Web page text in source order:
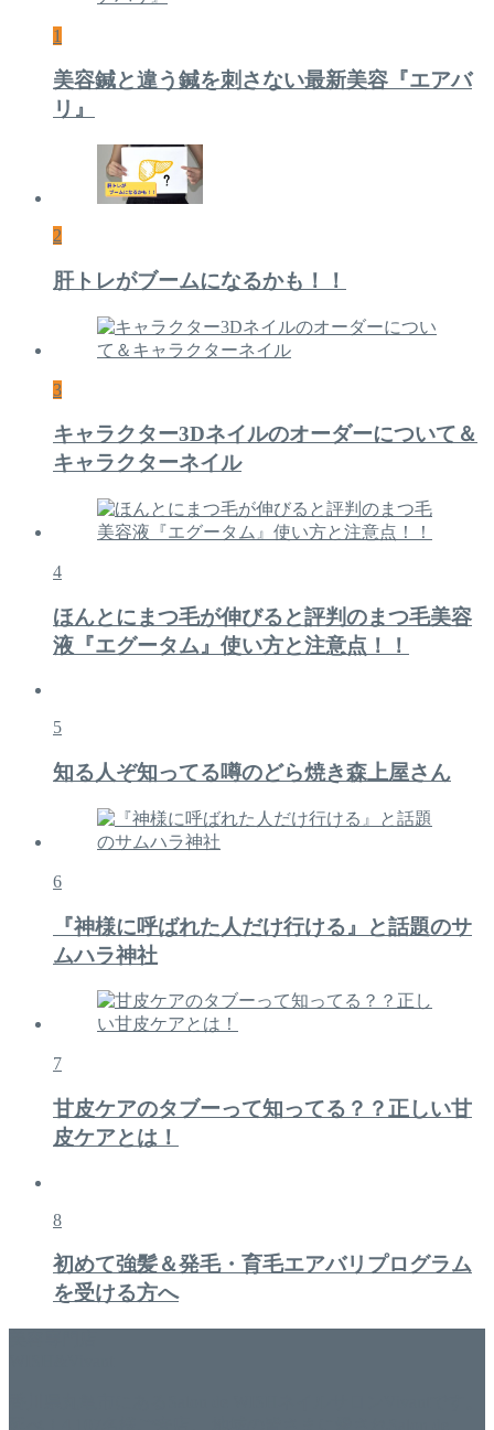
1
美容鍼と違う鍼を刺さない最新美容『エアバ
リ』
2
肝トレがブームになるかも！！
3
キャラクター3Dネイルのオーダーについて＆
キャラクターネイル
4
ほんとにまつ毛が伸びると評判のまつ毛美容
液『エグータム』使い方と注意点！！
5
知る人ぞ知ってる噂のどら焼き森上屋さん
6
『神様に呼ばれた人だけ行ける』と話題のサ
ムハラ神社
7
甘皮ケアのタブーって知ってる？？正しい甘
皮ケアとは！
8
初めて強髪＆発毛・育毛エアバリプログラム
を受ける方へ